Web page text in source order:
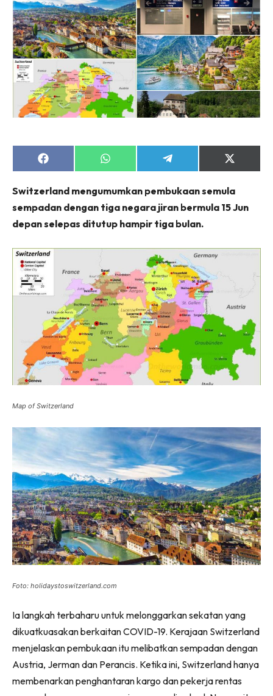
Share
on
Share
on
Share
on
Share
on
(Twitter)
Switzerland mengumumkan pembukaan semula
sempadan dengan tiga negara jiran bermula 15 Jun
depan selepas ditutup hampir tiga bulan.
Map of Switzerland
Foto: holidaystoswitzerland.com
Ia langkah terbaharu untuk melonggarkan sekatan yang
dikuatkuasakan berkaitan COVID-19. Kerajaan Switzerland
menjelaskan pembukaan itu melibatkan sempadan dengan
Austria, Jerman dan Perancis. Ketika ini, Switzerland hanya
membenarkan penghantaran kargo dan pekerja rentas